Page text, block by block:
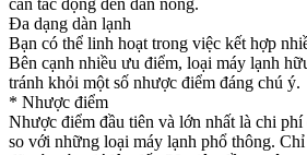
Đa dạng dàn lạnh
Bạn có thể linh hoạt trong việc kết hợp
Bên cạnh nhiều ưu điểm, loại máy lạnh
tránh khỏi một số nhược điểm đáng chú ý.
* Nhược điểm
Nhược điểm đầu tiên và lớn nhất là chi phí
so với những loại máy lạnh phổ thông.